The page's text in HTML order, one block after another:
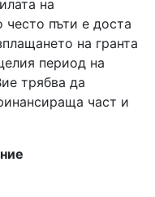
на
често пъти е доста
на гранта
период на
трябва да
част и